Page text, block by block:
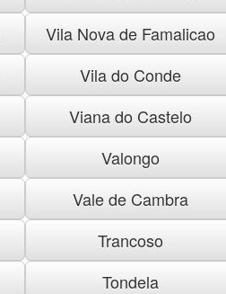
Vila Nova de Famalicao
Vila do Conde
Viana do Castelo
Valongo
Vale de Cambra
Trancoso
Tondela